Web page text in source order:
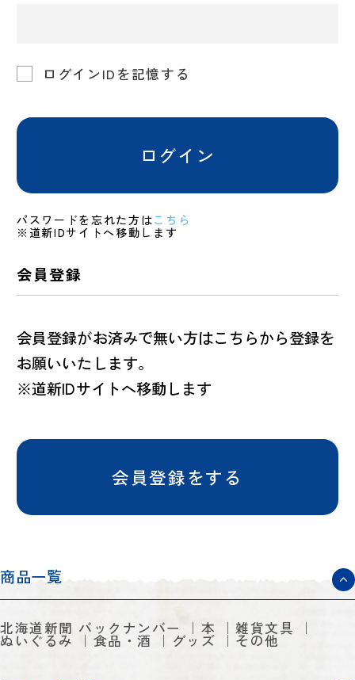
ログインIDを記憶する
ログイン
パスワードを忘れた方はこちら
※道新IDサイトへ移動します
会員登録
会員登録がお済みで無い方はこちらから登録を
お願いいたします。
※道新IDサイトへ移動します
会員登録をする
商品一覧
北海道新聞 バックナンバー 本 雑貨文具
ぬいぐるみ 食品・酒 グッズ その他